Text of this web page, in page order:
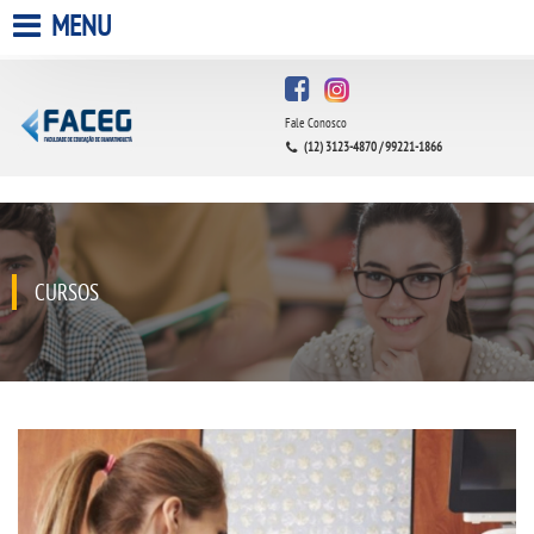
A FACULDADE
QUEM SOMOS
INFRAESTRUTURA
CPA
MENU
Fale Conosco
(12) 3123-4870 / 99221-1866
CURSOS